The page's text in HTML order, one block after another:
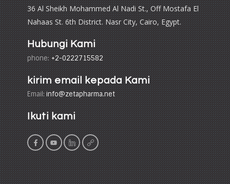
36 Al Sheikh Mohammed Al Nadi St., Off Mostafa El
Nahaas St. 6th District. Nasr City, Cairo, Egypt.
Hubungi Kami
phone: +2-0222715582
kirim email kepada Kami
Email: info@zetapharma.net
Ikuti kami